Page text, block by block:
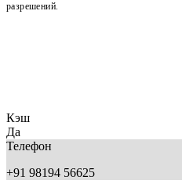
разрешений.
Кэш
Да
Телефон
+91 98194 56625